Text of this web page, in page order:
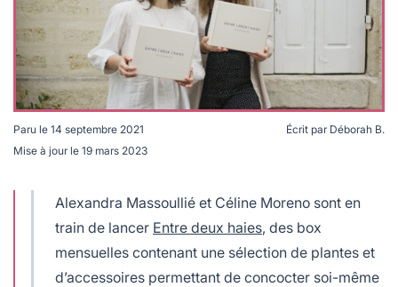
Paru le 14 septembre 2021
Mise à jour le 19 mars 2023
Écrit par Déborah B.
Alexandra Massoullié et Céline Moreno sont en
train de lancer Entre deux haies, des box
mensuelles contenant une sélection de plantes et
d’accessoires permettant de concocter soi-même